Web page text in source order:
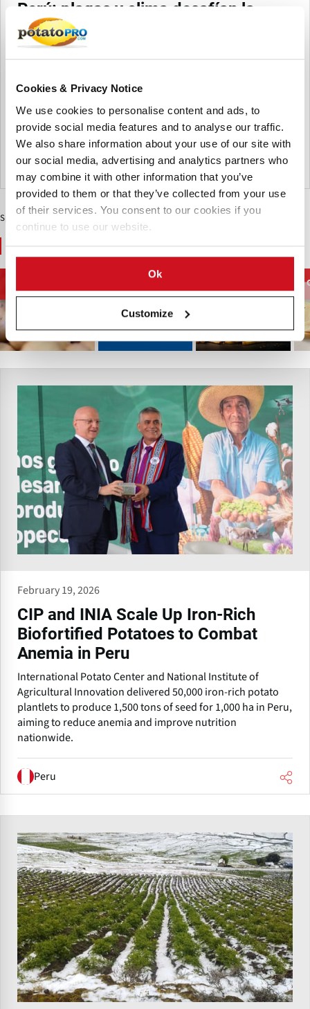
Cookies & Privacy Notice
We use cookies to personalise content and ads, to
provide social media features and to analyse our traffic.
We also share information about your use of our site with
our social media, advertising and analytics partners who
may combine it with other information that you’ve
provided to them or that they’ve collected from your use
of their services. You consent to our cookies if you
continue to use our website.
Ok
Customize
Perú: plagas y clima desafían la
papa nativa mientras avanza el
proyecto Papa Nativa
aumento de plagas en Huánuco, impulsando medidas
comerciales para sostener la producción y acceder a
nuevos mercados.
Sponsored Content
You May Also Like
Processing
Equipment
Potato Specialties
February 19, 2026
CIP and INIA Scale Up Iron-Rich
Biofortified Potatoes to Combat
Anemia in Peru
International Potato Center and National Institute of
Agricultural Innovation delivered 50,000 iron-rich potato
plantlets to produce 1,500 tons of seed for 1,000 ha in Peru,
aiming to reduce anemia and improve nutrition
nationwide.
Peru